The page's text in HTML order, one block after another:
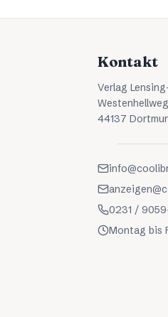
Kontakt
Verlag
44137
0231 /
Montag bis